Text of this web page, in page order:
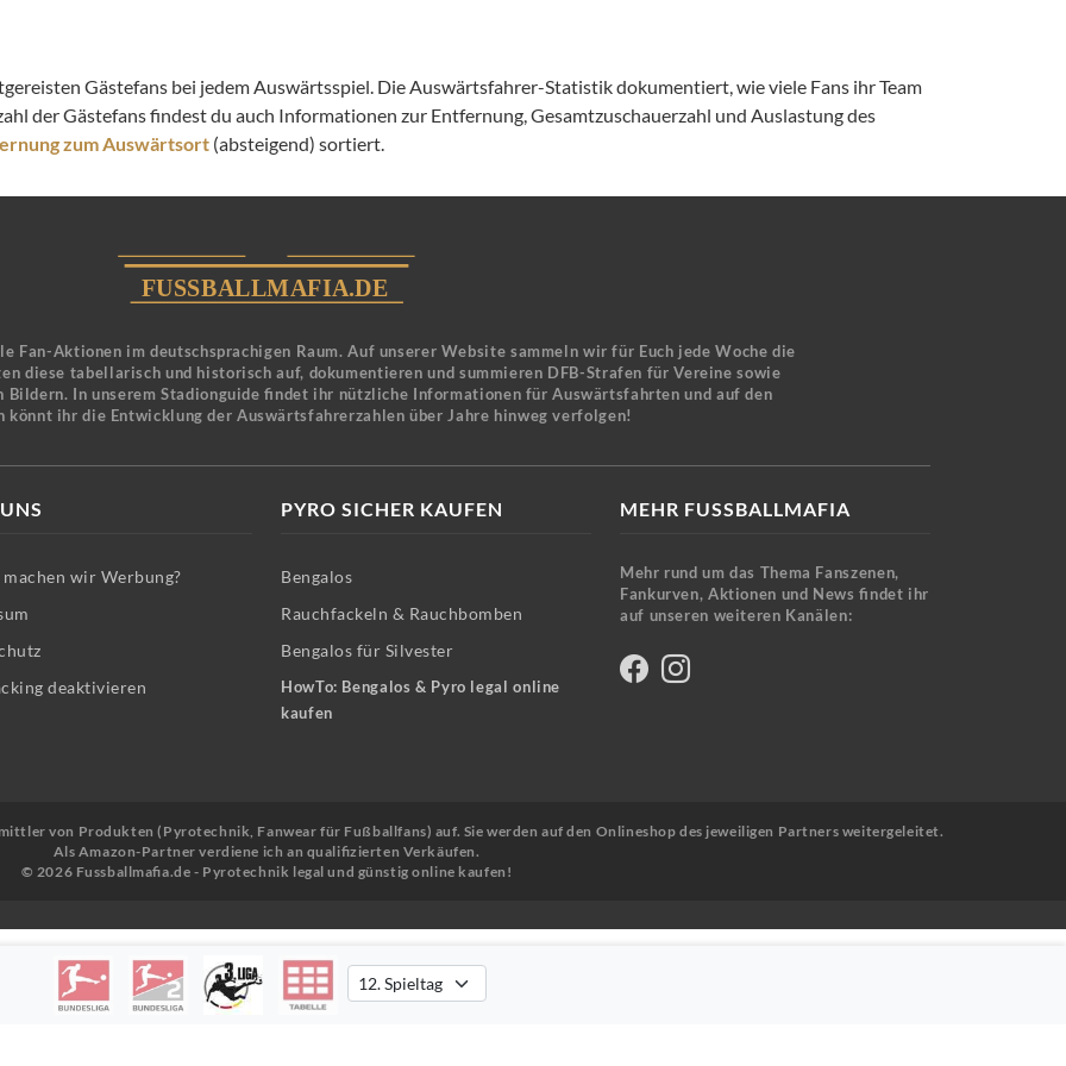
Gästefans bei jedem Auswärtsspiel. Die Auswärtsfahrer-Statistik dokumentiert, wie viele Fans ihr Team
der Gästefans findest du auch Informationen zur Entfernung, Gesamtzuschauerzahl und Auslastung des
zum Auswärtsort (absteigend) sortiert.
Fan-Aktionen im deutschsprachigen Raum. Auf unserer Website sammeln wir für Euch jede Woche die
diese tabellarisch und historisch auf, dokumentieren und summieren DFB-Strafen für Vereine sowie
Bildern. In unserem Stadionguide findet ihr nützliche Informationen für Auswärtsfahrten und auf den
könnt ihr die Entwicklung der Auswärtsfahrerzahlen über Jahre hinweg verfolgen!
wir Werbung?
deaktivieren
PYRO SICHER KAUFEN
Bengalos
Rauchfackeln & Rauchbomben
Bengalos für Silvester
HowTo: Bengalos & Pyro legal online
kaufen
MEHR FUSSBALLMAFIA
Mehr rund um das Thema Fanszenen,
Fankurven, Aktionen und News findet ihr
auf unseren weiteren Kanälen:
von Produkten (Pyrotechnik, Fanwear für Fußballfans) auf. Sie werden auf den Onlineshop des jeweiligen Partners weitergeleitet.
Als Amazon-Partner verdiene ich an qualifizierten Verkäufen.
© 2026 Fussballmafia.de - Pyrotechnik legal und günstig online kaufen!